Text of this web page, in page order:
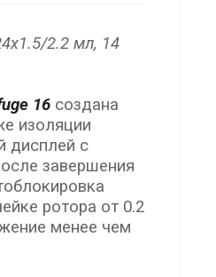
2.2 мл, 14
16 создана
изоляции
дисплей с
завершения
ротора от 0.2
менее чем